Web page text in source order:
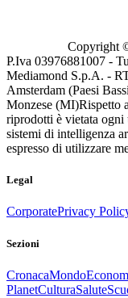
Copyright
P.Iva 03976881007 -
Mediamond S.p.A. -
Amsterdam (Paesi
Monzese (MI)Rispetto
riprodotti è vietata ogni
sistemi di intelligenza
espresso di utilizzare
Legal
CorporatePrivacy
Sezioni
CronacaMondo
PlanetCulturaSalute